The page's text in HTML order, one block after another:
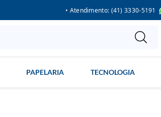
• Atendimento: (41) 3330-5191
PAPELARIA TECNOLOGIA